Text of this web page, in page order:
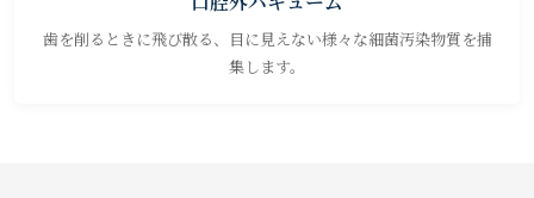
歯を削るときに飛び散る、目に見えない様々な細菌汚染物質を捕
集します。